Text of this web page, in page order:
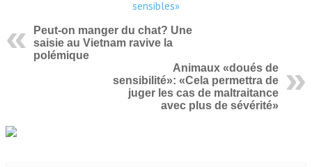
Peut-on manger du chat? Une
saisie au Vietnam ravive la
polémique
Animaux «doués de
sensibilité»: «Cela permettra de
juger les cas de maltraitance
avec plus de sévérité»